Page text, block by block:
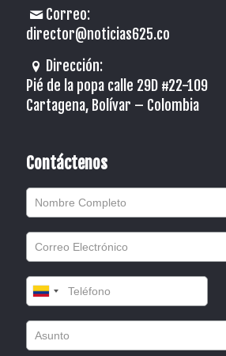
Correo:
director@noticias625.co
Dirección:
Pié de la popa calle 29D #22-109
Cartagena, Bolívar – Colombia
Contáctenos